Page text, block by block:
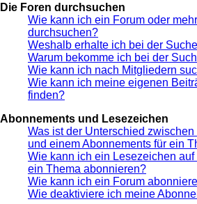
Die Foren durchsuchen
Wie kann ich ein Forum oder
durchsuchen?
Weshalb erhalte ich bei der
Warum bekomme ich bei der
Wie kann ich nach Mitgliedern
Wie kann ich meine eigenen
finden?
Abonnements und Lesezeichen
Was ist der Unterschied
und einem Abonnements für ein
Wie kann ich ein Lesezeichen
ein Thema abonnieren?
Wie kann ich ein Forum
Wie deaktiviere ich meine